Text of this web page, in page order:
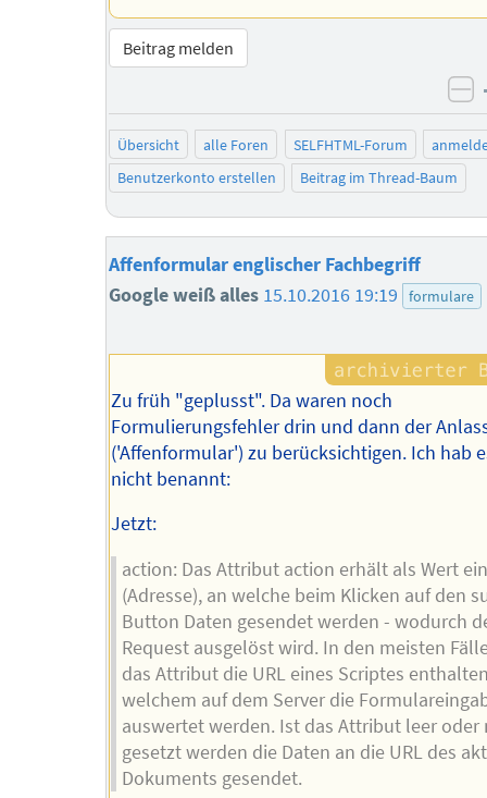
Beitrag melden
Übersicht alle Foren SELFHTML-Forum
Benutzerkonto erstellen
Beitrag im Thread-Baum
Affenformular englischer Fachbegriff
Google weiß alles 15.10.2016 19:19 formulare
Zu früh "geplusst". Da waren noch
Formulierungsfehler drin und dann der
('Affenformular') zu berücksichtigen. Ich hab
nicht benannt:
Jetzt:
action: Das Attribut action erhält als Wert
(Adresse), an welche beim Klicken auf den
Button Daten gesendet werden - wodurch
Request ausgelöst wird. In den meisten
das Attribut die URL eines Scriptes
welchem auf dem Server die
auswertet werden. Ist das Attribut leer oder
gesetzt werden die Daten an die URL des
Dokuments gesendet.